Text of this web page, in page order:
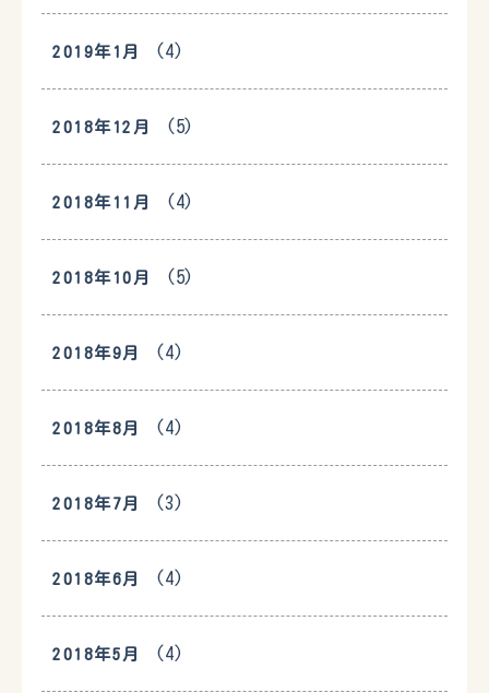
2019年1月 (4)
2018年12月 (5)
2018年11月 (4)
2018年10月 (5)
2018年9月 (4)
2018年8月 (4)
2018年7月 (3)
2018年6月 (4)
2018年5月 (4)